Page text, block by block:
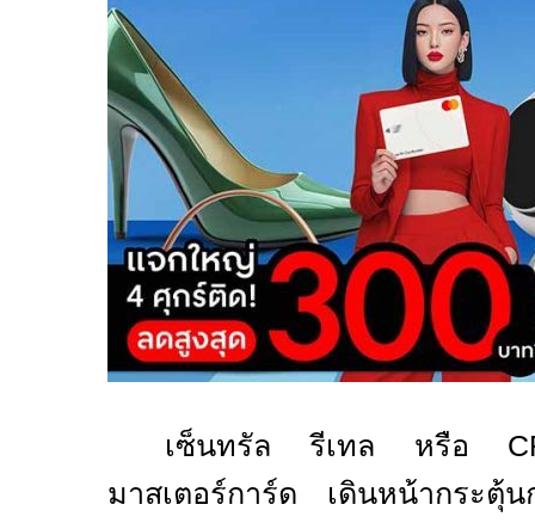
เซ็นทรัล รีเทล หรือ
มาสเตอร์การ์ด เดินหน้ากระตุ้น